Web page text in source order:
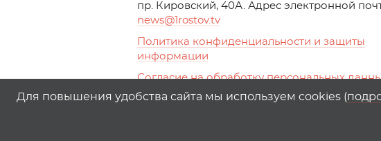
пр. Кировский, 40А. Адрес электронной
news@1rostov.tv
Политика конфиденциальности и защиты
информации
Согласие на обработку персональных
с помощью сервисов Yandex.Metrika,
Для повышения удобства сайта мы используем cookies (